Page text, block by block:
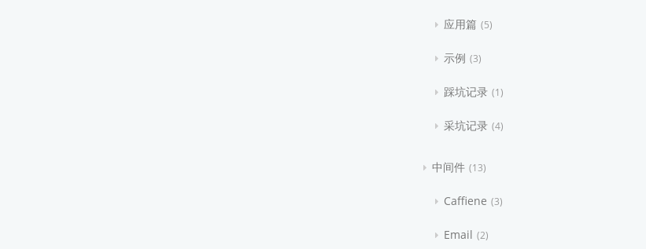
应用篇 5
示例 3
踩坑记录 1
采坑记录 4
中间件 13
Caffiene 3
Email 2